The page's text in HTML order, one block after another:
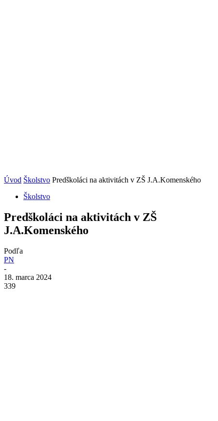
Úvod Školstvo Predškoláci na aktivitách v ZŠ J.A.Komenského
Školstvo
Predškoláci na aktivitách v ZŠ
J.A.Komenského
Podľa
PN
-
18. marca 2024
339